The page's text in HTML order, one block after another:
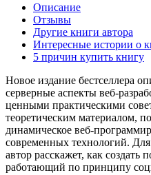
Описание
Отзывы
Другие книги автора
Интересные истории о
5 причин купить книгу
Новое издание бестселлера
серверные аспекты веб-
ценными практическими
теоретическим материалом,
динамическое веб-
современных технологий.
автор расскажет, как
работающий по принципу